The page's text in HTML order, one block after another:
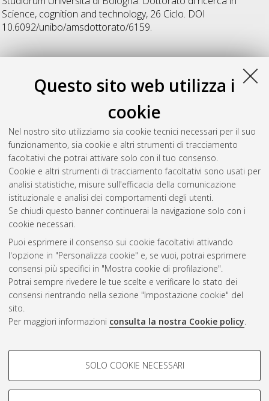
Questo sito web utilizza i
cookie
Nel nostro sito utilizziamo sia cookie tecnici necessari per il suo
funzionamento, sia cookie e altri strumenti di tracciamento
facoltativi che potrai attivare solo con il tuo consenso.
Cookie e altri strumenti di tracciamento facoltativi sono usati per
analisi statistiche, misure sull'efficacia della comunicazione
istituzionale e analisi dei comportamenti degli utenti.
Se chiudi questo banner continuerai la navigazione solo con i
cookie necessari.
Puoi esprimere il consenso sui cookie facoltativi attivando
l'opzione in "Personalizza cookie" e, se vuoi, potrai esprimere
consensi più specifici in "Mostra cookie di profilazione".
Potrai sempre rivedere le tue scelte e verificare lo stato dei
consensi rientrando nella sezione "Impostazione cookie" del
sito.
Per maggiori informazioni consulta la nostra Cookie policy.
COOKIE DI PROFILAZIONE -
Si tratta di cookie utilizzati per analizzare le caratteristiche della
SOLO COOKIE NECESSARI
Science, cognition and technology, 26 Ciclo. DOI
10.6092/unibo/amsdottorato/6159.
P
Piazza, Stefano (2013)La valutazione della ricerca scientifica:
Uno studio empirico nelle Scienze umane
Alma Mater Studiorum Università di Bologna. Dottorato di
ricerca inScience, cognition and technology, 26 Ciclo. DOI
10.6092/unibo/amsdottorato/6149.
Questa lista e' stata generata il Wed Aug 5 20:40:58 2026
Atom
Rss 1.0
Rss 2.0
ISSN: 2038-7946
Impostazioni Cookie
Informativa sulla privacy
Condizioni d’uso del sito